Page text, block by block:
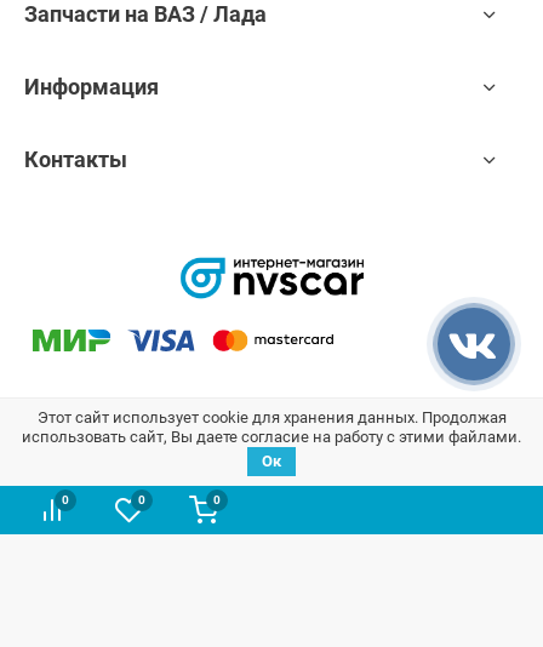
0 0 0
Запчасти на ВАЗ / Лада
Информация
Контакты
Мы отвечаем за сохранность Ваших данных согласно закону
NVS-CAR - интернет-магазин автозапчастей для автомобилей Лада.
Этот сайт использует cookie для хранения данных. Продолжая
использовать сайт, Вы даете согласие на работу с этими файлами.
Ок